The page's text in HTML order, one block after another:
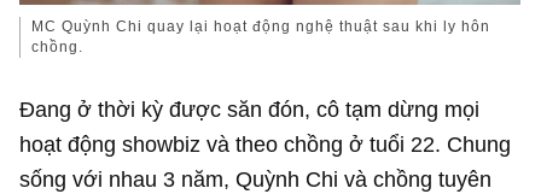
MC Quỳnh Chi quay lại hoạt động nghệ thuật sau khi ly hôn
chồng.
Đang ở thời kỳ được săn đón, cô tạm dừng mọi
hoạt động showbiz và theo chồng ở tuổi 22. Chung
sống với nhau 3 năm, Quỳnh Chi và chồng tuyên